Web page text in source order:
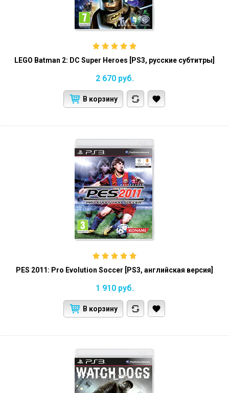
LEGO Batman 2: DC Super Heroes [PS3, русские субтитры]
2 670 руб.
В корзину
PES 2011: Pro Evolution Soccer [PS3, английская версия]
1 910 руб.
В корзину